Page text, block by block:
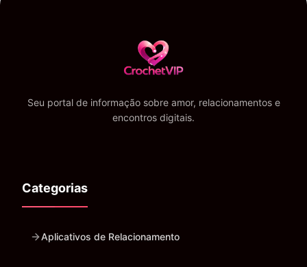
Seu portal de informação sobre amor, relacionamentos e
encontros digitais.
Categorias
Aplicativos de Relacionamento